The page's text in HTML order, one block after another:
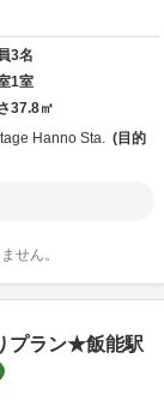
3名
1室
37.8㎡
Hanno Sta.
目的
せん。
プラン★飯能駅